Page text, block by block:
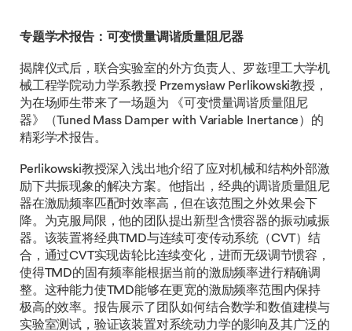
专题学术报告：可变惯量调谐质量阻尼器
揭牌仪式后，联合实验室的外方负责人、罗兹理工大学机
械工程学院动力学系教授 Przemysław Perlikowski教授，
为在场师生带来了一场题为 《可变惯量调谐质量阻尼
器》（Tuned Mass Damper with Variable Inertance）的
精彩学术报告。
Perlikowski教授深入浅出地介绍了应对机械和结构外部激
励下共振现象的解决方案。他指出，经典的调谐质量阻尼
器在激励频率匹配时效率高，但在该范围之外效果会下
降。为克服局限，他的团队提出新型含惯容器的振动减振
器。该装置将经典TMD与连续可变传动系统（CVT）结
合，通过CVT实现齿轮比连续变化，进而无级调节惯容，
使得TMD的固有频率能根据当前的激励频率进行精确调
整。这种能力使TMD能够在更宽的激励频率范围内保持
极高的效率。报告展示了团队如何结合数学和数值建模与
实验室测试，验证该装置对系统动力学的影响及其广泛的